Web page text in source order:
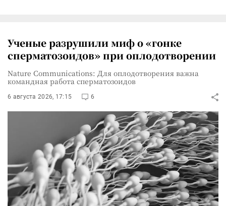
Ученые разрушили миф о «гонке
сперматозоидов» при оплодотворении
Nature Communications: Для оплодотворения важна
командная работа сперматозоидов
6 августа 2026, 17:15 6